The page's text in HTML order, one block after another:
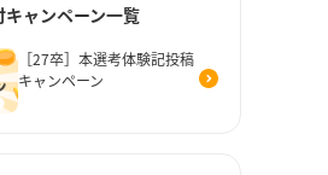
キャンペーン一覧
［27卒］本選考体験記投稿
キャンペーン